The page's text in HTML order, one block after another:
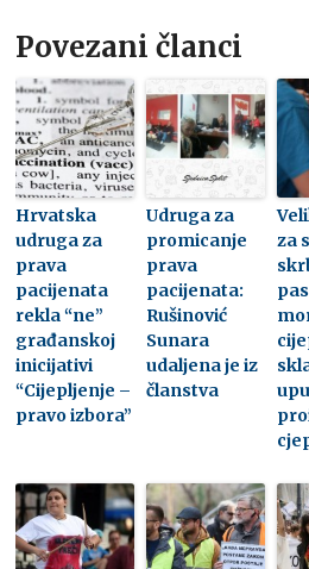
Povezani članci
Hrvatska
udruga za
prava
pacijenata
rekla “ne”
građanskoj
inicijativi
“Cijepljenje –
pravo izbora”
Udruga za
promicanje
prava
pacijenata:
Rušinović
Sunara
udaljena je iz
članstva
za